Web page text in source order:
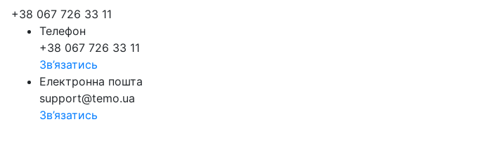
+38 067 726 33 11
Телефон
+38 067 726 33 11
Зв’язатись
Електронна пошта
support@temo.ua
Зв’язатись